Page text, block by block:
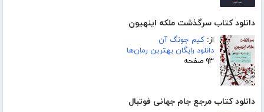
دانلود کتاب سرگذشت ملکه اینهیون
از: کیم جونگ آن
دانلود رایگان بهترین رمان‌ها
۹۳ صفحه
دانلود کتاب مرجع جام جهانی فوتبال